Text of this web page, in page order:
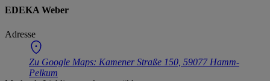
EDEKA Weber
Adresse
Zu Google Maps: Kamener Straße 150, 59077 Hamm-
Pelkum